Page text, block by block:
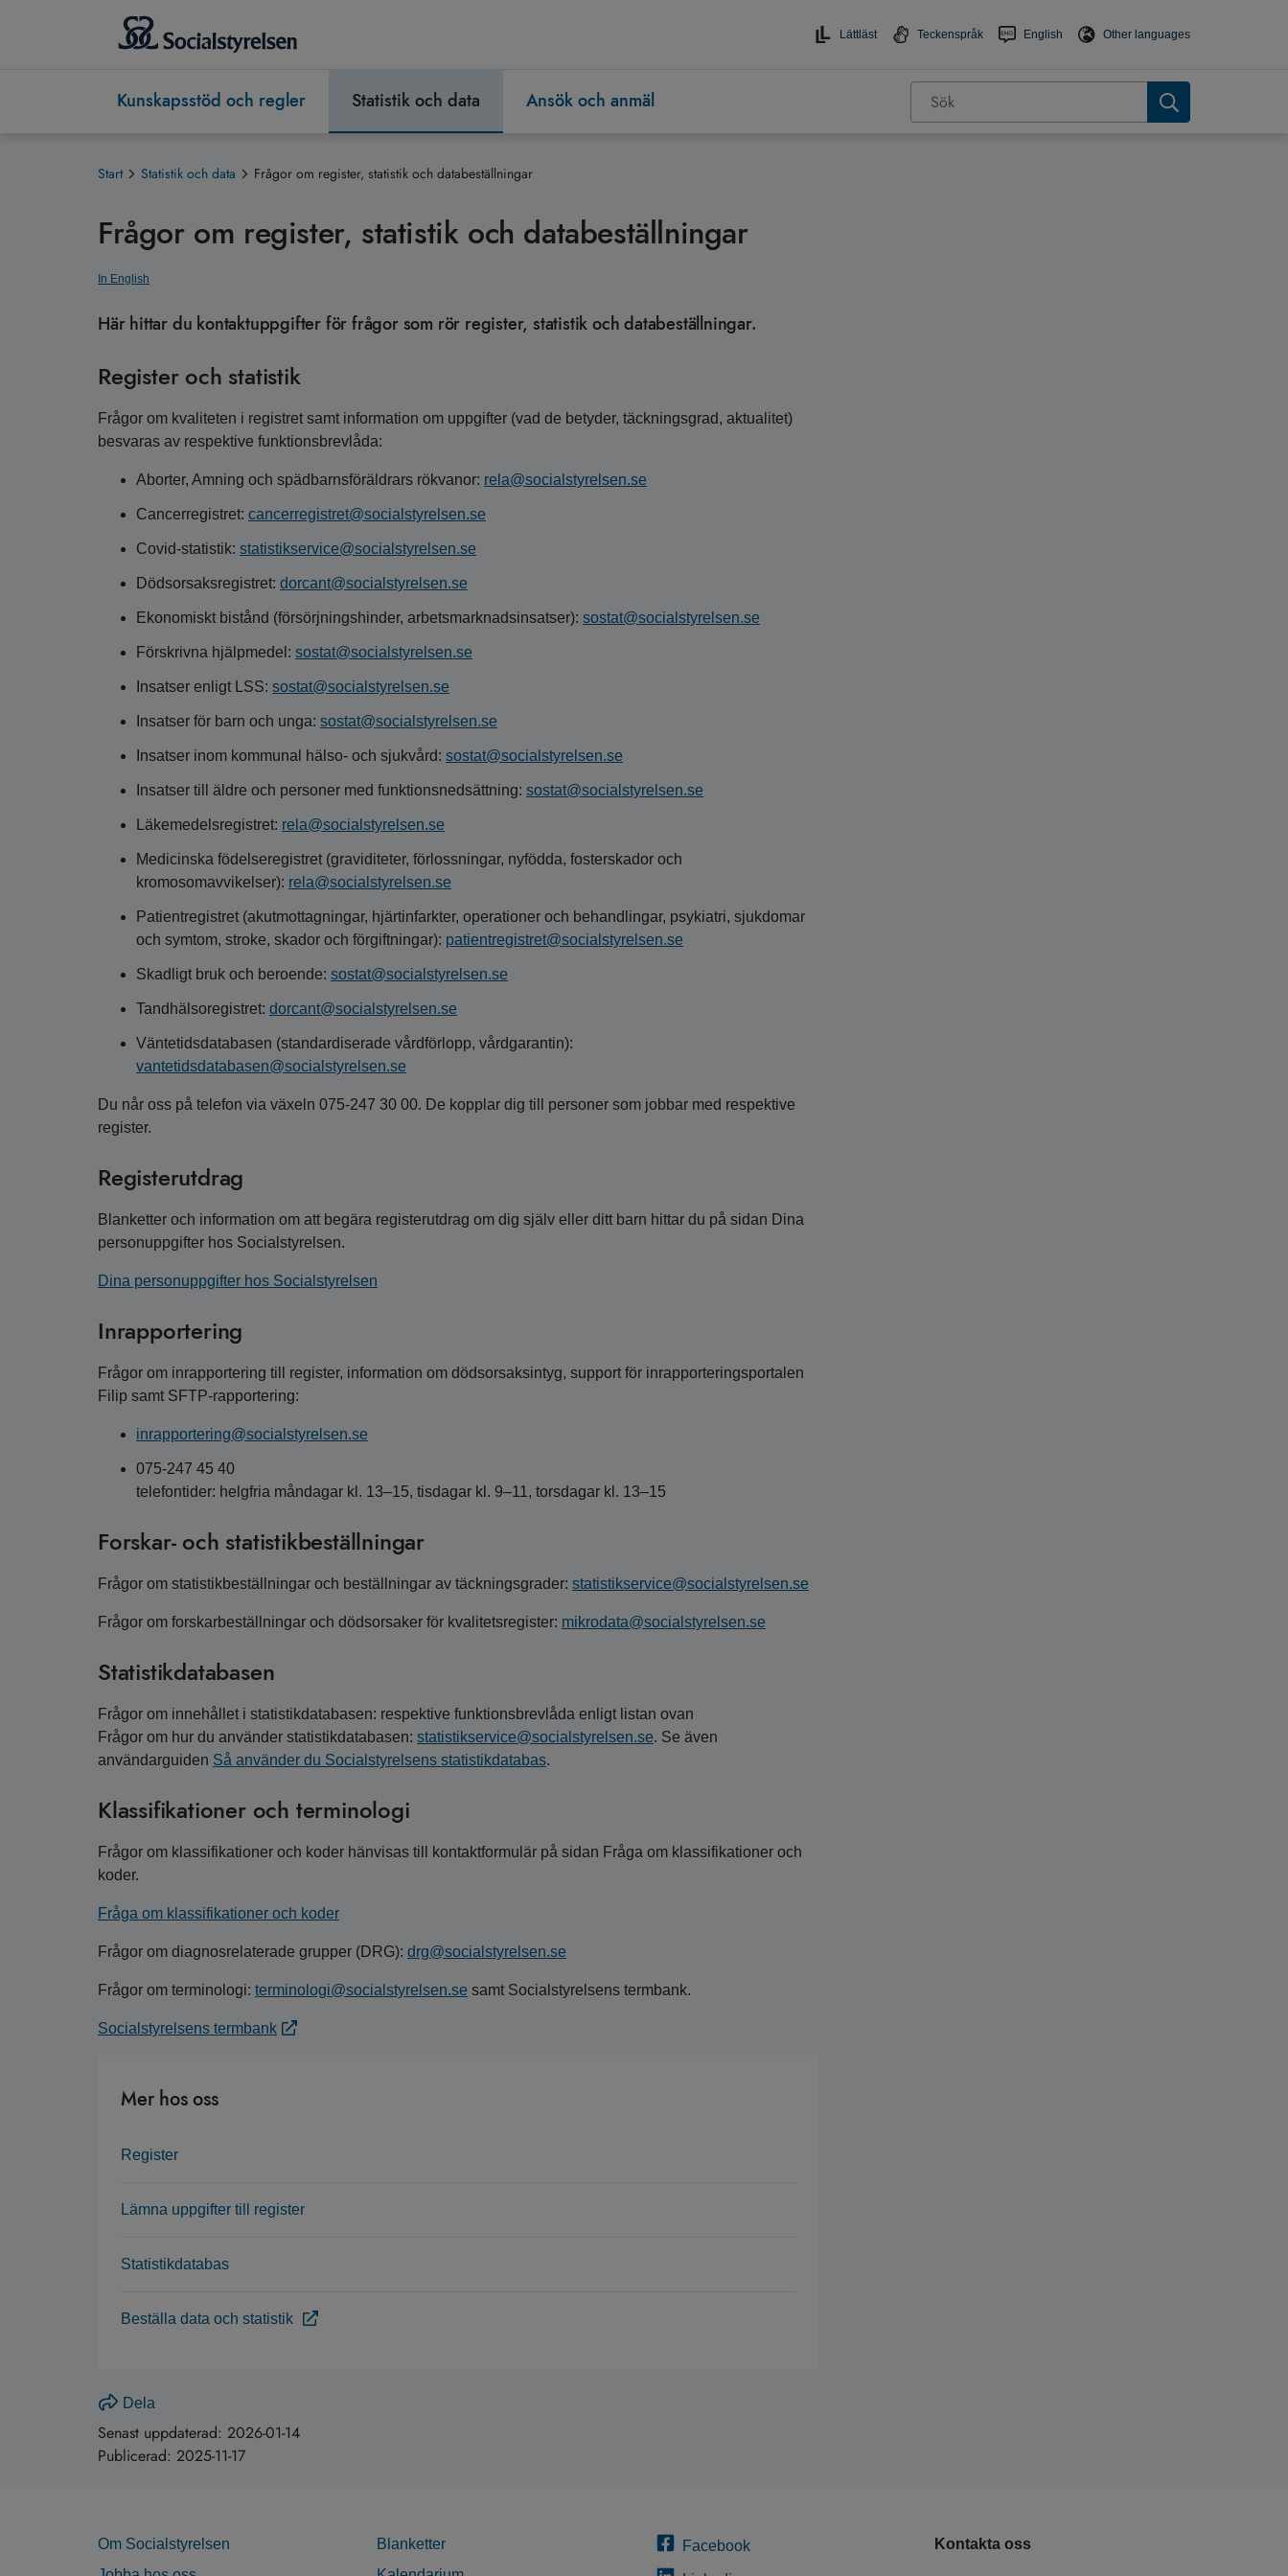
Lättläst Teckenspråk English Other languages
Kunskapsstöd och regler Statistik och data Ansök och anmäl
Start Statistik och data Frågor om register, statistik och databeställningar
Frågor om register, statistik och databeställningar
In English
Här hittar du kontaktuppgifter för frågor som rör register, statistik och databeställningar.
Register och statistik
Frågor om kvaliteten i registret samt information om uppgifter (vad de betyder, täckningsgrad, aktualitet)
besvaras av respektive funktionsbrevlåda:
Aborter, Amning och spädbarnsföräldrars rökvanor: rela@socialstyrelsen.se
Cancerregistret: cancerregistret@socialstyrelsen.se
Covid-statistik: statistikservice@socialstyrelsen.se
Dödsorsaksregistret: dorcant@socialstyrelsen.se
Ekonomiskt bistånd (försörjningshinder, arbetsmarknadsinsatser): sostat@socialstyrelsen.se
Förskrivna hjälpmedel: sostat@socialstyrelsen.se
Insatser enligt LSS: sostat@socialstyrelsen.se
Insatser för barn och unga: sostat@socialstyrelsen.se
Insatser inom kommunal hälso- och sjukvård: sostat@socialstyrelsen.se
Insatser till äldre och personer med funktionsnedsättning: sostat@socialstyrelsen.se
Läkemedelsregistret: rela@socialstyrelsen.se
Medicinska födelseregistret (graviditeter, förlossningar, nyfödda, fosterskador och
kromosomavvikelser): rela@socialstyrelsen.se
Patientregistret (akutmottagningar, hjärtinfarkter, operationer och behandlingar, psykiatri, sjukdomar
och symtom, stroke, skador och förgiftningar): patientregistret@socialstyrelsen.se
Skadligt bruk och beroende: sostat@socialstyrelsen.se
Tandhälsoregistret: dorcant@socialstyrelsen.se
Väntetidsdatabasen (standardiserade vårdförlopp, vårdgarantin):
vantetidsdatabasen@socialstyrelsen.se
Du når oss på telefon via växeln 075-247 30 00. De kopplar dig till personer som jobbar med respektive
register.
Registerutdrag
Blanketter och information om att begära registerutdrag om dig själv eller ditt barn hittar du på sidan Dina
personuppgifter hos Socialstyrelsen.
Dina personuppgifter hos Socialstyrelsen
Inrapportering
Frågor om inrapportering till register, information om dödsorsaksintyg, support för inrapporteringsportalen
Filip samt SFTP-rapportering:
inrapportering@socialstyrelsen.se
075-247 45 40
telefontider: helgfria måndagar kl. 13–15, tisdagar kl. 9–11, torsdagar kl. 13–15
Forskar- och statistikbeställningar
Frågor om statistikbeställningar och beställningar av täckningsgrader: statistikservice@socialstyrelsen.se
Frågor om forskarbeställningar och dödsorsaker för kvalitetsregister: mikrodata@socialstyrelsen.se
Statistikdatabasen
Frågor om innehållet i statistikdatabasen: respektive funktionsbrevlåda enligt listan ovan
Frågor om hur du använder statistikdatabasen: statistikservice@socialstyrelsen.se. Se även
användarguiden Så använder du Socialstyrelsens statistikdatabas.
Klassifikationer och terminologi
Frågor om klassifikationer och koder hänvisas till kontaktformulär på sidan Fråga om klassifikationer och
koder.
Fråga om klassifikationer och koder
Frågor om diagnosrelaterade grupper (DRG): drg@socialstyrelsen.se
Frågor om terminologi: terminologi@socialstyrelsen.se samt Socialstyrelsens termbank.
Socialstyrelsens termbank
Mer hos oss
Register
Lämna uppgifter till register
Statistikdatabas
Beställa data och statistik
Dela
Senast uppdaterad: 2026-01-14
Publicerad: 2025-11-17
Om Socialstyrelsen
Blanketter
Facebook Kontakta oss